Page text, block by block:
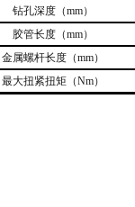
钻孔深度（mm）
胶管长度（mm）
金属螺杆长度（mm）
最大扭紧扭矩（Nm）